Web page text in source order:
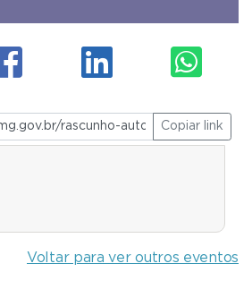
Copiar link
Voltar para ver outros eventos